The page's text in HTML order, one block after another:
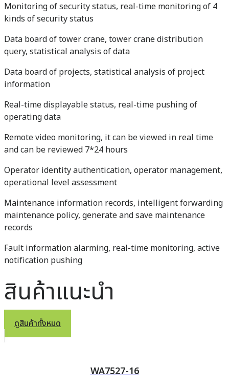
Monitoring of security status, real-time monitoring of 4
kinds of security status
Data board of tower crane, tower crane distribution
query, statistical analysis of data
Data board of projects, statistical analysis of project
information
Real-time displayable status, real-time pushing of
operating data
Remote video monitoring, it can be viewed in real time
and can be reviewed 7*24 hours
Operator identity authentication, operator management,
operational level assessment
Maintenance information records, intelligent forwarding
maintenance policy, generate and save maintenance
records
Fault information alarming, real-time monitoring, active
notification pushing
สินค้าแนะนำ
ดูสินค้าทั้งหมด
WA7527-16